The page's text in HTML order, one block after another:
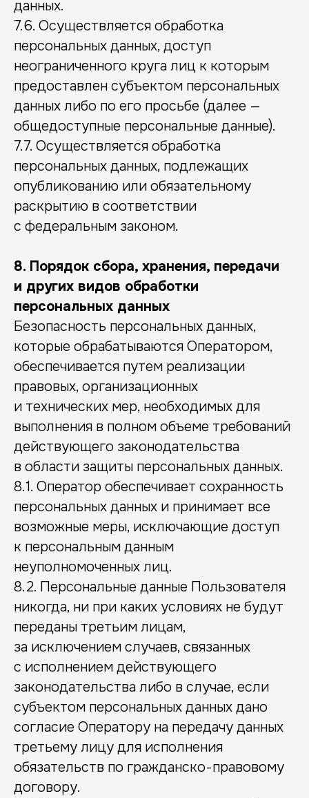
данных.
7.6. Осуществляется обработка
персональных данных, доступ
неограниченного круга лиц к которым
предоставлен субъектом персональных
данных либо по его просьбе (далее —
общедоступные персональные данные).
7.7. Осуществляется обработка
персональных данных, подлежащих
опубликованию или обязательному
раскрытию в соответствии
с федеральным законом.
8. Порядок сбора, хранения, передачи
и других видов обработки
персональных данных
Безопасность персональных данных,
которые обрабатываются Оператором,
обеспечивается путем реализации
правовых, организационных
и технических мер, необходимых для
выполнения в полном объеме требований
действующего законодательства
в области защиты персональных данных.
8.1. Оператор обеспечивает сохранность
персональных данных и принимает все
возможные меры, исключающие доступ
к персональным данным
неуполномоченных лиц.
8.2. Персональные данные Пользователя
никогда, ни при каких условиях не будут
переданы третьим лицам,
за исключением случаев, связанных
с исполнением действующего
законодательства либо в случае, если
субъектом персональных данных дано
согласие Оператору на передачу данных
третьему лицу для исполнения
обязательств по гражданско-правовому
договору.
Приходите к нам в гости
Посмотрите центр, познакомьтесь
со специалистами и вместе с администратором
сразу подберем вам программу на месте.
с 9:00 до 21:00 (Воскресенье выходной)
Посмотреть на ЯндексКартах